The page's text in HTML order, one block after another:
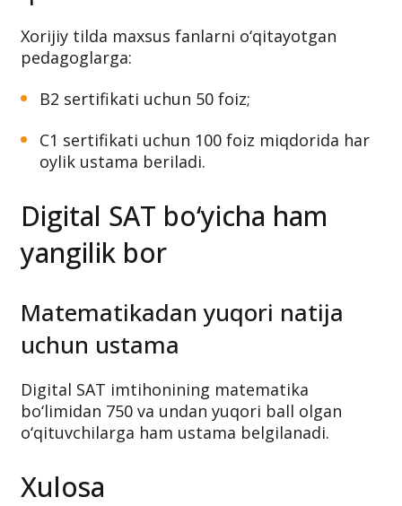
qo‘shimcha to‘lov
Xorijiy tilda maxsus fanlarni o‘qitayotgan
B2 sertifikati uchun 50 foiz;
C1 sertifikati uchun 100 foiz miqdorida har
oylik ustama beriladi.
Digital SAT bo‘yicha ham
yangilik bor
uchun ustama
bo‘limidan 750 va undan yuqori ball olgan
o‘qituvchilarga ham ustama belgilanadi.